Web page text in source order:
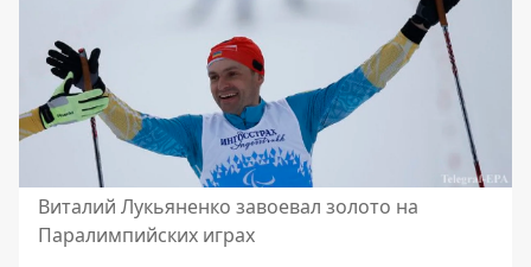
Виталий Лукьяненко завоевал золото на
Паралимпийских играх